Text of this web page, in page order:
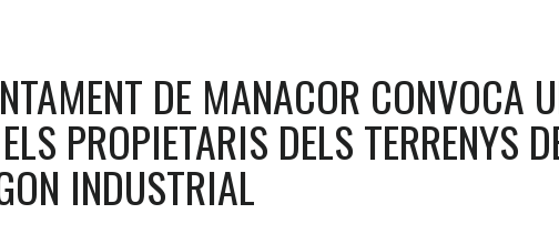
DE MANACOR CONVOCA
PROPIETARIS DELS TERRENYS
INDUSTRIAL